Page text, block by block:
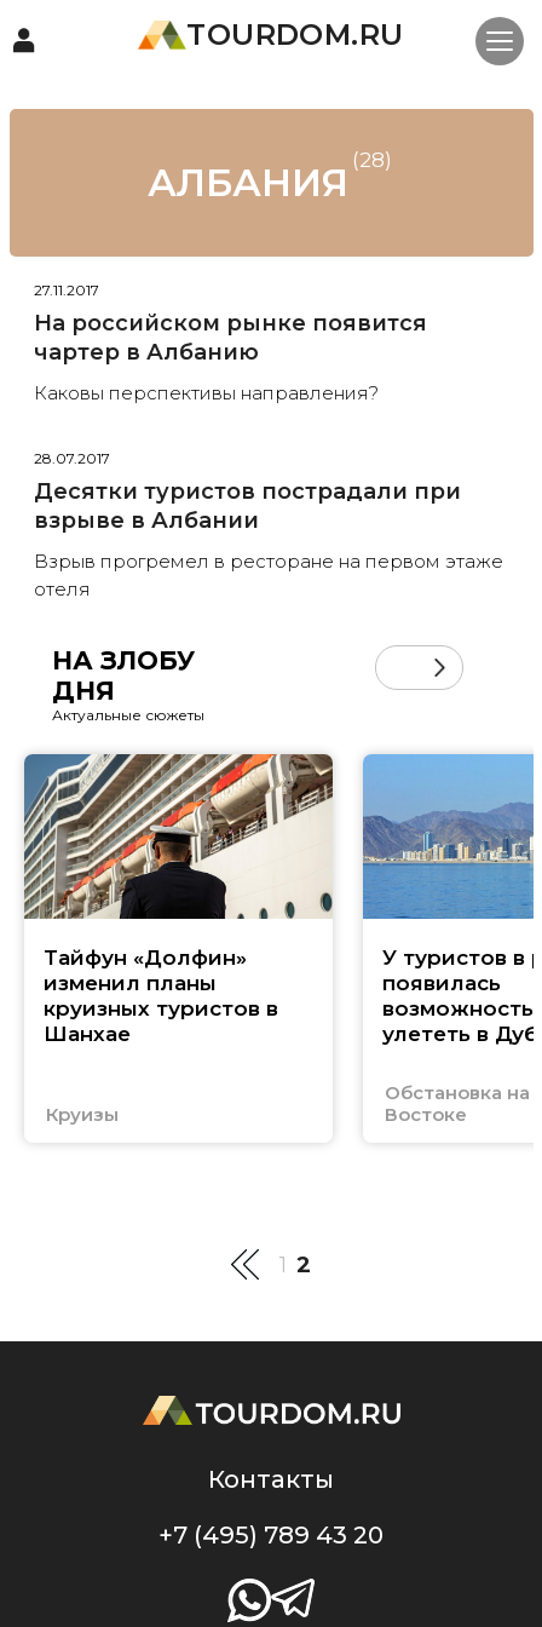
TOURDOM.RU
АЛБАНИЯ (28)
27.11.2017
На российском рынке появится
чартер в Албанию
Каковы перспективы направления?
28.07.2017
Десятки туристов пострадали при
взрыве в Албании
Взрыв прогремел в ресторане на первом этаже
отеля
НА ЗЛОБУ
ДНЯ
Актуальные сюжеты
Тайфун «Долфин»
изменил планы
круизных туристов в
Шанхае
Круизы
У туристов в
появилась
улететь в
Обстановка
Востоке
1 2
Контакты
+7 (495) 789 43 20